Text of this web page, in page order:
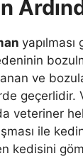
ve
geçerlidir.
veteriner
ile
kedisini